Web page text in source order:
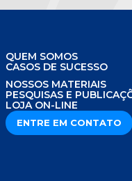
QUEM SOMOS
CASOS DE SUCESSO
NOSSOS MATERIAIS
PESQUISAS E
LOJA ON-LINE
ENTRE EM CONTATO